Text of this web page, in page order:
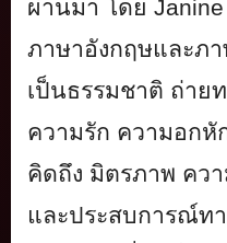
ผ่านมา โดย
ภาษาอังกฤษและภ
เป็นธรรมชาติ ถ่าย
ความรัก ความอก
คิดถึง มิตรภาพ คว
และประสบการณ์ท